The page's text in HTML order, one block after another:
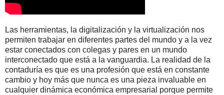
Las herramientas, la digitalización y la virtualización nos
permiten trabajar en diferentes partes del mundo y a la vez
estar conectados con colegas y pares en un mundo
interconectado que está a la vanguardia. La realidad de la
contaduría es que es una profesión que está en constante
cambio y hoy más que nunca es una pieza invaluable en
cualquier dinámica económica empresarial porque permite